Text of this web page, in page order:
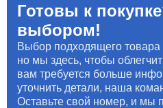
Готовы к
выбором!
Выбор подходящего
но мы здесь, чтобы
вам требуется больше
уточнить детали, наша
Оставьте свой номер, и мы